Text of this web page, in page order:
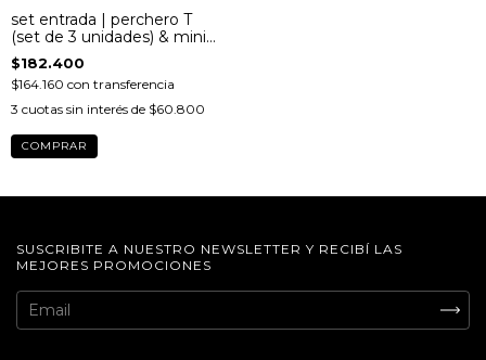
set entrada | perchero T
(set de 3 unidades) & mini
stool, petiso o stool xl
$182.400
$164.160 con transferencia
3 cuotas sin interés de $60.800
COMPRAR
SUSCRIBITE A NUESTRO NEWSLETTER Y RECIBÍ LAS
MEJORES PROMOCIONES